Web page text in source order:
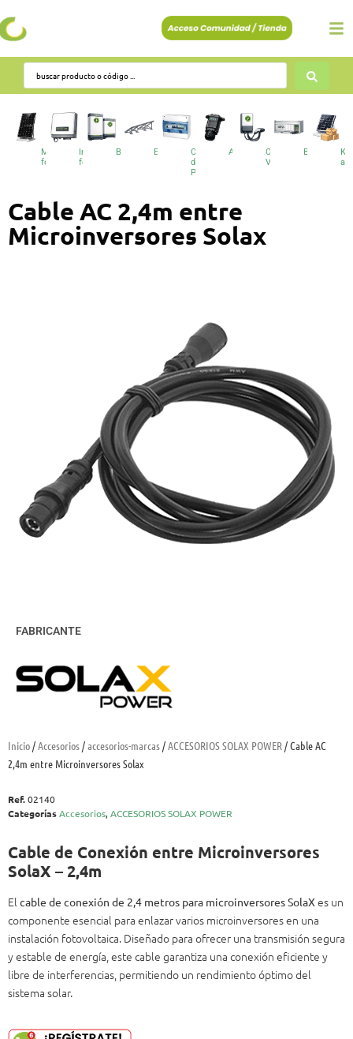
Módulos
fotovoltaicos
Inversores
fotovoltaicos
Baterías EstructurasCuadros
de
Protecciones
AccesoriosCargadores
VE
BESS
Cable AC 2,4m entre
Microinversores Solax
Inicio/Accesorios/accesorios-marcas/ACCESORIOS SOLAX POWER/ Cable AC
2,4m entre Microinversores Solax
Ref.02140
CategoríasAccesorios,ACCESORIOS SOLAX POWER
Cable de Conexión entre Microinversores
SolaX – 2,4m
El cable de conexión de 2,4 metros para microinversores SolaX es un
componente esencial para enlazar varios microinversores en una
instalación fotovoltaica. Diseñado para ofrecer una transmisión segura
y estable de energía, este cable garantiza una conexión eficiente y
libre de interferencias, permitiendo un rendimiento óptimo del
sistema solar.
FABRICANTE